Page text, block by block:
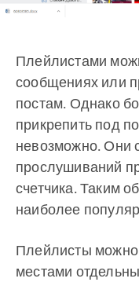
Плейлистами
сообщениях или
постам. Однако
прикрепить под
невозможно. Они
прослушиваний
счетчика. Таким
наиболее
Плейлисты можно
местами